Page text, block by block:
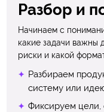
Разбор и
Начинаем с
какие задачи важны
риски и какой
Разбираем
систему или
Фиксируем цели,